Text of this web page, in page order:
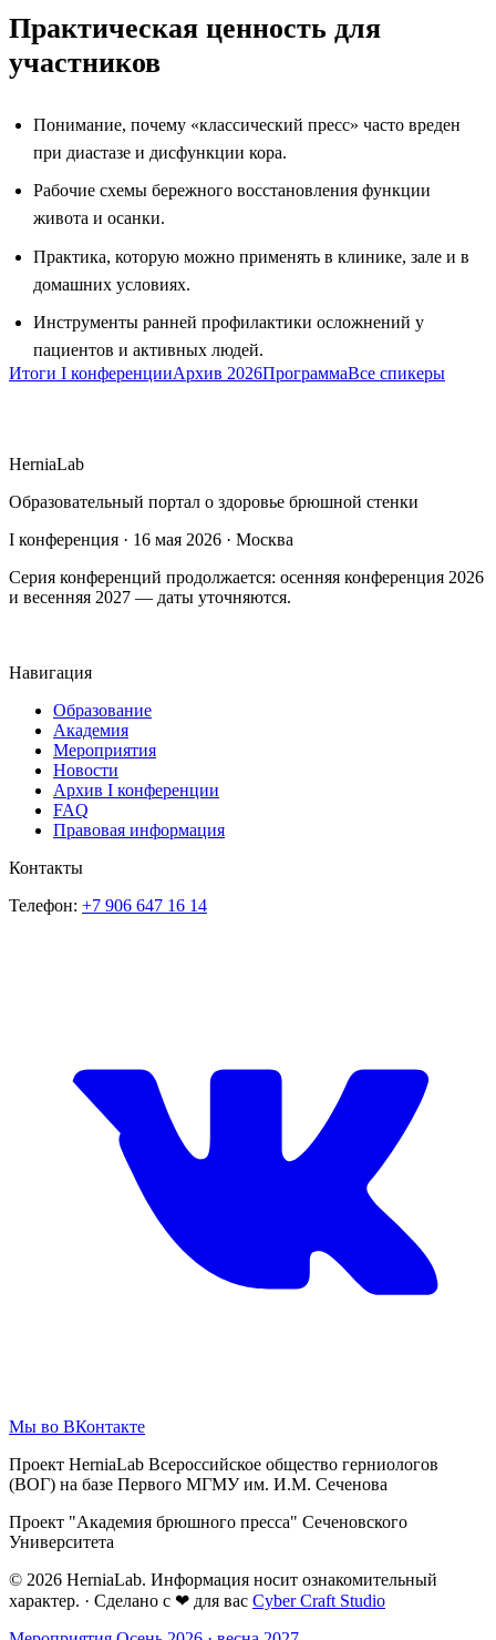
Практическая ценность для
участников
Понимание, почему «классический пресс» часто вреден
при диастазе и дисфункции кора.
Рабочие схемы бережного восстановления функции
живота и осанки.
Практика, которую можно применять в клинике, зале и в
домашних условиях.
Инструменты ранней профилактики осложнений у
пациентов и активных людей.
Итоги I конференцииАрхив 2026ПрограммаВсе спикеры
HerniaLab
Образовательный портал о здоровье брюшной стенки
I конференция · 16 мая 2026 · Москва
Серия конференций продолжается: осенняя конференция 2026
и весенняя 2027 — даты уточняются.
Навигация
Образование
Академия
Мероприятия
Новости
Архив I конференции
FAQ
Правовая информация
Контакты
Телефон: +7 906 647 16 14
Мы во ВКонтакте
Проект HerniaLab Всероссийское общество герниологов
(ВОГ) на базе Первого МГМУ им. И.М. Сеченова
Проект "Академия брюшного пресса" Сеченовского
Университета
© 2026 HerniaLab. Информация носит ознакомительный
характер. · Сделано с ❤ для вас Cyber Craft Studio